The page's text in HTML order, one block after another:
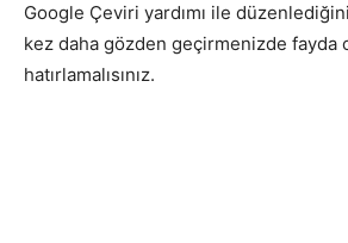
Google Çeviri yardımı ile
kez daha gözden geçirmenizde fayda
hatırlamalısınız.